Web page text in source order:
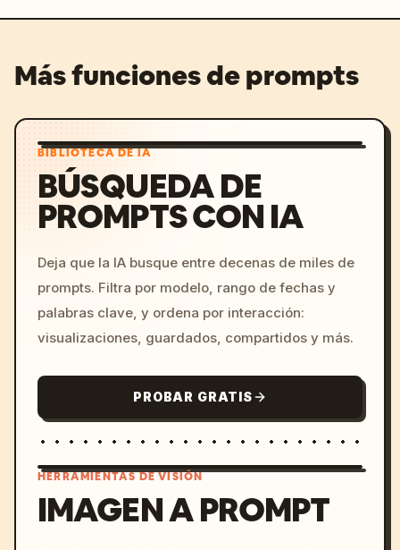
Más funciones de prompts
BIBLIOTECA DE IA
BÚSQUEDA DE
PROMPTS CON IA
Deja que la IA busque entre decenas de miles de
prompts. Filtra por modelo, rango de fechas y
palabras clave, y ordena por interacción:
visualizaciones, guardados, compartidos y más.
PROBAR GRATIS
HERRAMIENTAS DE VISIÓN
IMAGEN A PROMPT